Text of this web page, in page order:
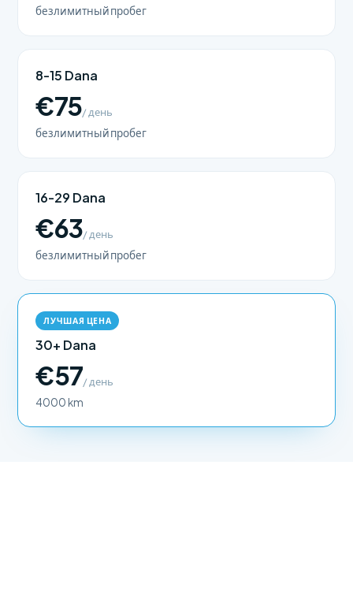
безлимитный пробег
8-15 Dana
€75/ день
безлимитный пробег
16-29 Dana
€63/ день
безлимитный пробег
ЛУЧШАЯ ЦЕНА
30+ Dana
€57/ день
4000 km